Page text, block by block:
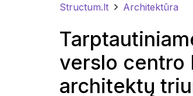
Structum.lt Architektūra
verslo centro
architektų